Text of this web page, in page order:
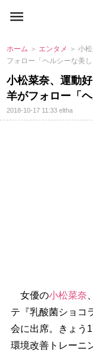
ホーム ＞ エンタメ ＞ 小
フォロー「ヘルシーな美し
小松菜奈、運動
羊がフォロー「
2018-10-17 11:33eltha
女優の小松菜奈
テ『乳酸菌ショコ
会に出席。きょう
環境改善トレーニ